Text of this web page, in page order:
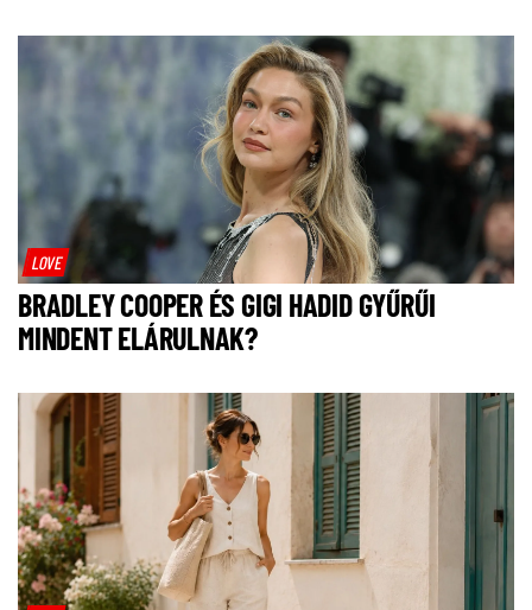
LOVE
BRADLEY COOPER ÉS GIGI HADID GYŰRŰI
MINDENT ELÁRULNAK?